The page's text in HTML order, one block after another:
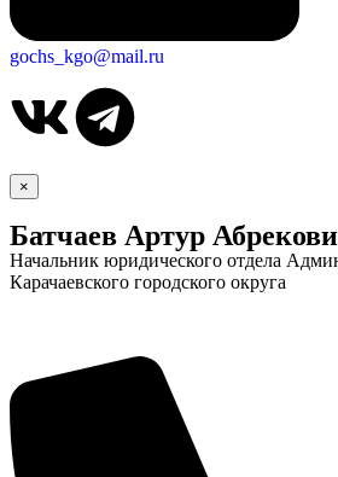
gochs_kgo@mail.ru
×
Батчаев Артур
Начальник юридического отдела
Карачаевского городского округа